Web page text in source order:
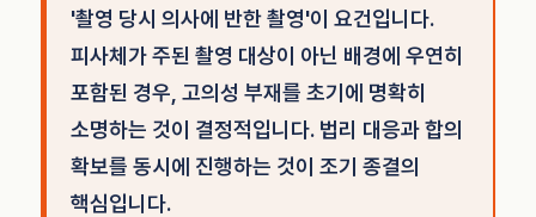
'촬영 당시 의사에 반한 촬영'이 요건입니다.
피사체가 주된 촬영 대상이 아닌 배경에 우연히
포함된 경우, 고의성 부재를 초기에 명확히
소명하는 것이 결정적입니다. 법리 대응과 합의
확보를 동시에 진행하는 것이 조기 종결의
핵심입니다.